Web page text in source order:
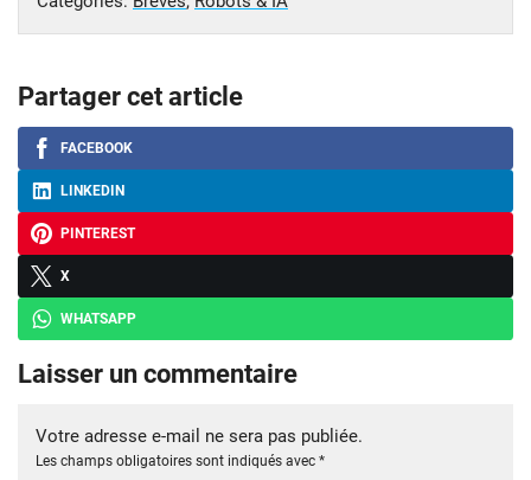
Partager cet article
FACEBOOK
LINKEDIN
PINTEREST
X
WHATSAPP
Laisser un commentaire
Votre adresse e-mail ne sera pas publiée.
Les champs obligatoires sont indiqués avec *